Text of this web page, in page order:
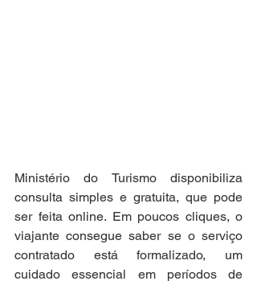
Ministério do Turismo disponibiliza
consulta simples e gratuita, que pode
ser feita online. Em poucos cliques, o
viajante consegue saber se o serviço
contratado está formalizado, um
cuidado essencial em períodos de